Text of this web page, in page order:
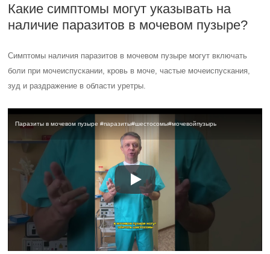
Какие симптомы могут указывать на
наличие паразитов в мочевом пузыре?
Симптомы наличия паразитов в мочевом пузыре могут включать
боли при мочеиспускании, кровь в моче, частые мочеиспускания,
зуд и раздражение в области уретры.
Паразиты в мочевом пузыре #паразиты#шестосомы#мочевойпузырь